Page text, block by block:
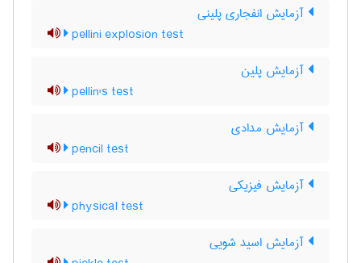
آزمایش انفجاری پلینی
pellini explosion test
آزمایش پلین
pellin's test
آزمایش مدادی
pencil test
آزمایش فیزیکی
physical test
آزمایش اسید شویی